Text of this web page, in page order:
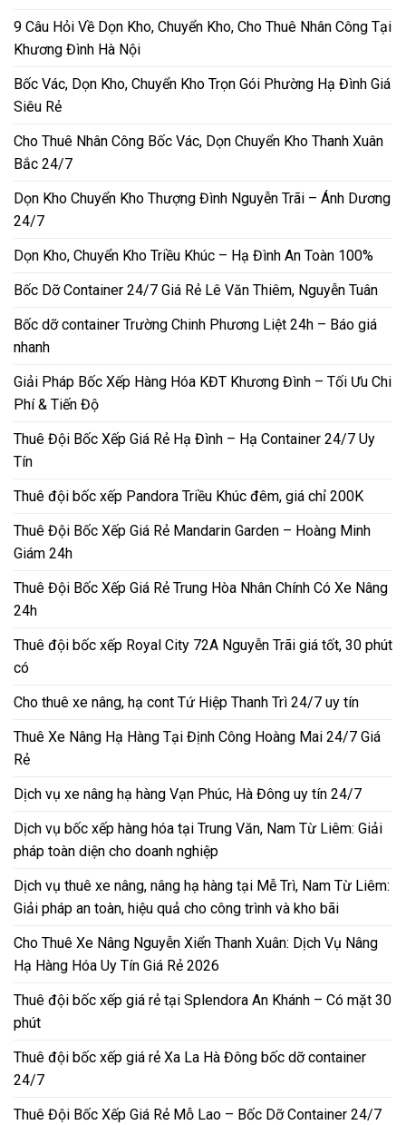
9 Câu Hỏi Về Dọn Kho, Chuyển Kho, Cho Thuê Nhân Công Tại
Khương Đình Hà Nội
Bốc Vác, Dọn Kho, Chuyển Kho Trọn Gói Phường Hạ Đình Giá
Siêu Rẻ
Cho Thuê Nhân Công Bốc Vác, Dọn Chuyển Kho Thanh Xuân
Bắc 24/7
Dọn Kho Chuyển Kho Thượng Đình Nguyễn Trãi – Ánh Dương
24/7
Dọn Kho, Chuyển Kho Triều Khúc – Hạ Đình An Toàn 100%
Bốc Dỡ Container 24/7 Giá Rẻ Lê Văn Thiêm, Nguyễn Tuân
Bốc dỡ container Trường Chinh Phương Liệt 24h – Báo giá
nhanh
Giải Pháp Bốc Xếp Hàng Hóa KĐT Khương Đình – Tối Ưu Chi
Phí & Tiến Độ
Thuê Đội Bốc Xếp Giá Rẻ Hạ Đình – Hạ Container 24/7 Uy
Tín
Thuê đội bốc xếp Pandora Triều Khúc đêm, giá chỉ 200K
Thuê Đội Bốc Xếp Giá Rẻ Mandarin Garden – Hoàng Minh
Giám 24h
Thuê Đội Bốc Xếp Giá Rẻ Trung Hòa Nhân Chính Có Xe Nâng
24h
Thuê đội bốc xếp Royal City 72A Nguyễn Trãi giá tốt, 30 phút
có
Cho thuê xe nâng, hạ cont Tứ Hiệp Thanh Trì 24/7 uy tín
Thuê Xe Nâng Hạ Hàng Tại Định Công Hoàng Mai 24/7 Giá
Rẻ
Dịch vụ xe nâng hạ hàng Vạn Phúc, Hà Đông uy tín 24/7
Dịch vụ bốc xếp hàng hóa tại Trung Văn, Nam Từ Liêm: Giải
pháp toàn diện cho doanh nghiệp
Dịch vụ thuê xe nâng, nâng hạ hàng tại Mễ Trì, Nam Từ Liêm:
Giải pháp an toàn, hiệu quả cho công trình và kho bãi
Cho Thuê Xe Nâng Nguyễn Xiển Thanh Xuân: Dịch Vụ Nâng
Hạ Hàng Hóa Uy Tín Giá Rẻ 2026
Thuê đội bốc xếp giá rẻ tại Splendora An Khánh – Có mặt 30
phút
Thuê đội bốc xếp giá rẻ Xa La Hà Đông bốc dỡ container
24/7
Thuê Đội Bốc Xếp Giá Rẻ Mỗ Lao – Bốc Dỡ Container 24/7